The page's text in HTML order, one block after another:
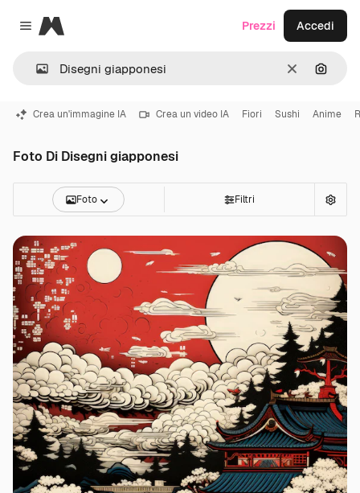
Close menu
Magnific
CancellaCerca
Prezzi Accedi
Crea un'immagine IA Crea un video IA Fiori Sushi Anime
Foto Di Disegni giapponesi
Foto Filtri